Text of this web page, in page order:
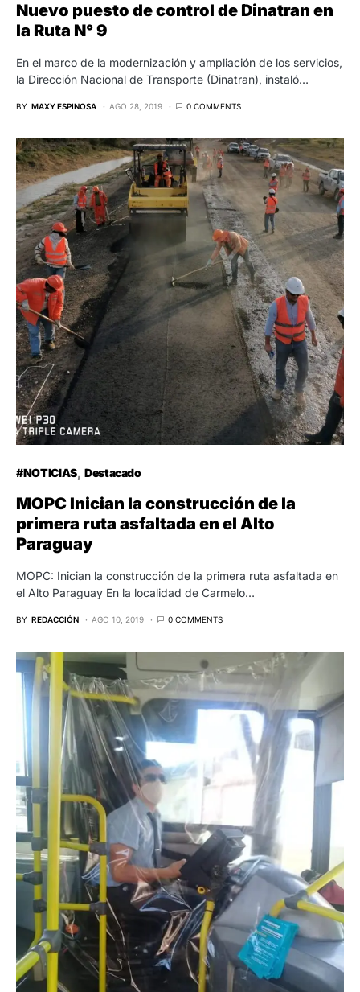
Nuevo puesto de control de Dinatran en
la Ruta N° 9
En el marco de la modernización y ampliación de los servicios,
la Dirección Nacional de Transporte (Dinatran), instaló…
BY MAXY ESPINOSA AGO 28, 2019 0 COMMENTS
#NOTICIAS Destacado
MOPC Inician la construcción de la
primera ruta asfaltada en el Alto
Paraguay
MOPC: Inician la construcción de la primera ruta asfaltada en
el Alto Paraguay En la localidad de Carmelo…
BY REDACCIÓN AGO 10, 2019 0 COMMENTS